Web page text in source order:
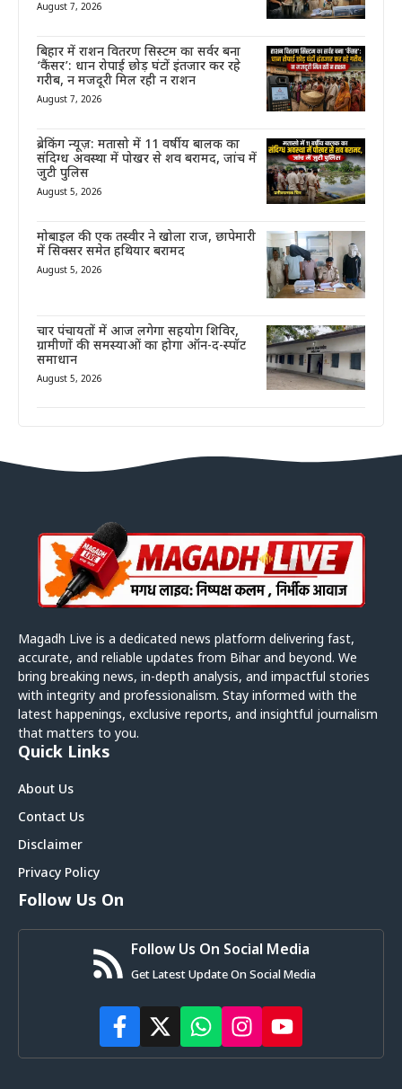
August 7, 2026
बिहार में राशन वितरण सिस्टम का सर्वर बना
‘कैंसर’: धान रोपाई छोड़ घंटों इंतजार कर रहे
गरीब, न मजदूरी मिल रही न राशन
August 7, 2026
ब्रेकिंग न्यूज़: मतासो में 11 वर्षीय बालक का
संदिग्ध अवस्था में पोखर से शव बरामद, जांच में
जुटी पुलिस
August 5, 2026
मोबाइल की एक तस्वीर ने खोला राज, छापेमारी
में सिक्सर समेत हथियार बरामद
August 5, 2026
चार पंचायतों में आज लगेगा सहयोग शिविर,
ग्रामीणों की समस्याओं का होगा ऑन-द-स्पॉट
समाधान
August 5, 2026
Magadh Live is a dedicated news platform delivering fast,
accurate, and reliable updates from Bihar and beyond. We
bring breaking news, in-depth analysis, and impactful stories
with integrity and professionalism. Stay informed with the
latest happenings, exclusive reports, and insightful journalism
that matters to you.
Quick Links
About Us
Contact Us
Disclaimer
Privacy Policy
Follow Us On
Follow Us On Social Media
Get Latest Update On Social Media